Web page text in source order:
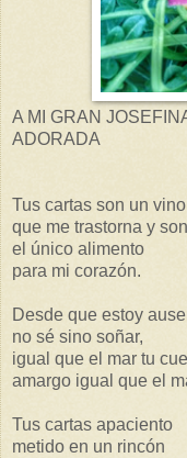
A MI GRAN
ADORADA
Tus cartas son un vino
que me trastorna y son
el único alimento
para mi corazón.
Desde que estoy
no sé sino soñar,
igual que el mar tu
amargo igual que el
Tus cartas apaciento
metido en un rincón